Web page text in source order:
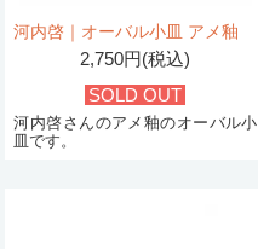
河内啓｜オーバル小皿 アメ釉
2,750円(税込)
SOLD OUT
河内啓さんのアメ釉のオーバル小
皿です。